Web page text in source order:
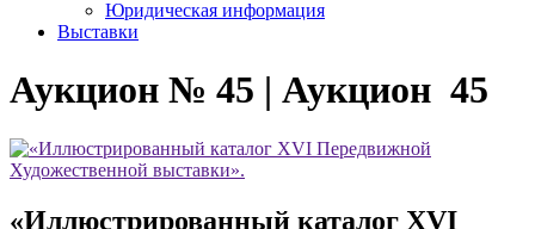
Юридическая информация
Выставки
Аукцион № 45 | Аукцион 45
«Иллюстрированный каталог XVI